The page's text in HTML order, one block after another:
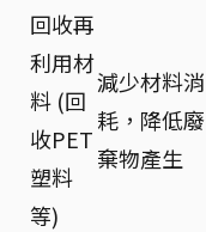
回收再
利用材
料 (回
收PET
塑料
等)
減少材料消
耗，降低廢
棄物產生